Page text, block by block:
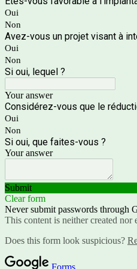
Oui
Non
Avez-vous un projet visant à
Oui
Non
Si oui, lequel ?
Your answer
Considérez-vous que le
Oui
Non
Si oui, que faites-vous ?
Your answer
Submit
Clear form
Never submit passwords through
This content is neither created nor
Does this form look suspicious?
Forms